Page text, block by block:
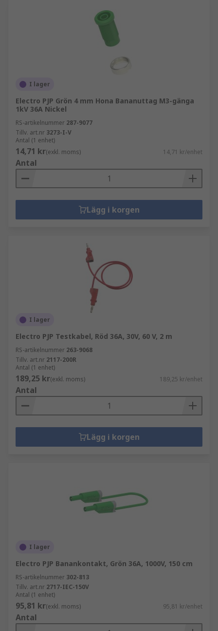
I lager
Electro PJP Grön 4 mm Hona Bananuttag M3-gänga
1kV 36A Nickel
RS-artikelnummer 287-9077
Tillv. art.nr 3273-I-V
Antal (1 enhet)
14,71 kr(exkl. moms) 14,71 kr/enhet
Antal
Lägg i korgen
I lager
Electro PJP Testkabel, Röd 36A, 30V, 60 V, 2 m
RS-artikelnummer 263-9068
Tillv. art.nr 2117-200R
Antal (1 enhet)
189,25 kr(exkl. moms) 189,25 kr/enhet
Antal
Lägg i korgen
I lager
Electro PJP Banankontakt, Grön 36A, 1000V, 150 cm
RS-artikelnummer 302-813
Tillv. art.nr 2717-IEC-150V
Antal (1 enhet)
95,81 kr(exkl. moms) 95,81 kr/enhet
Antal